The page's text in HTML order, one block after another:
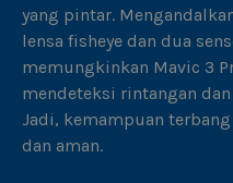
yang pintar.
lensa fisheye dan dua
memungkinkan Mavic 3
mendeteksi rintangan
Jadi, kemampuan
dan aman.